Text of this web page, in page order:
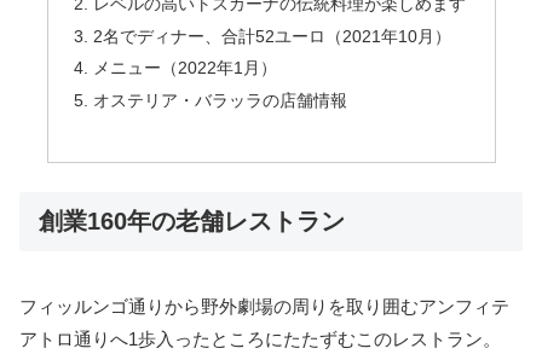
レベルの高いトスカーナの伝統料理が楽しめます
2名でディナー、合計52ユーロ（2021年10月）
メニュー（2022年1月）
オステリア・バラッラの店舗情報
創業160年の老舗レストラン
フィッルンゴ通りから野外劇場の周りを取り囲むアンフィテ
アトロ通りへ1歩入ったところにたたずむこのレストラン。